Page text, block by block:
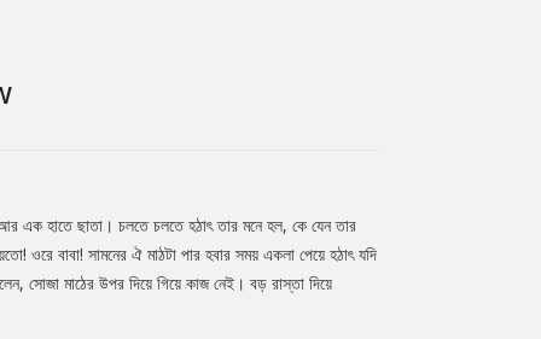
এক হাতে ছাতা। চলতে চলতে হঠাৎ তার মনে হল, কে যেন তার
বাবা! সামনের ঐ মাঠটা পার হবার সময় একলা পেয়ে হঠাৎ যদি
সোজা মাঠের উপর দিয়ে গিয়ে কাজ নেই। বড় রাস্তা দিয়ে